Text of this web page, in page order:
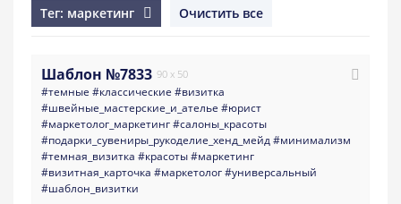
Тег: маркетинг Очистить все
Шаблон №7833 90 x 50
#темные #классические #визитка
#швейные_мастерские_и_ателье #юрист
#маркетолог_маркетинг#салоны_красоты
#подарки_сувениры_рукоделие_хенд_мейд#минимализм
#темная_визитка #красоты#маркетинг
#визитная_карточка #маркетолог#универсальный
#шаблон_визитки